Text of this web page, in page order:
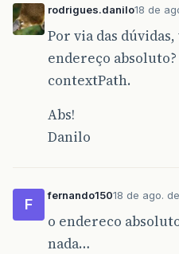
rodrigues.danilo18 de
Por via das
endereço
contextPath.
Abs!
Danilo
F
fernando15018 de ago.
o endereco
nada…